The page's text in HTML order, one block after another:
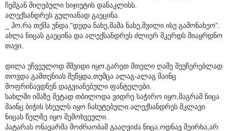
ჩემგან მიღებული სიჯიუტის დანაკლისს.
ალექსანდრეს გულიანად გაეცინა.
_ ჰო,რა თქმა უნდა.”დედა ნახე,მამა ნახე,შვილი ისე გამონახეო”.
ახლა ნიცას გაეცინა და ალექსანდრეს ძლიერ მკერდს მიაყრდნო
თავი.
დილა უჩვეულოდ მშვიდი იყო.გარეთ მთელი ღამე შეუჩერებლად
თოვდა.გამთენიას შეწყდა,თუმცა ალაგ-ალაგ მაინც
მოფრინავდნენ დაგვიანებული ფანტელები.
სახლში იმაზე მეტად თბილოდა ვიდრე საჭირო იყო,მაგრამ ნიცა
მაინც ბიჭის სხეულს იყო ჩახუტებული.ალექსანდრეს მკლავი
ნიცას წელზე იყო შემოხვეული.
პატარას ონავარმა მოძრაობამ გააღვიძა ნიცა.ოდნავ შეირხა,არ